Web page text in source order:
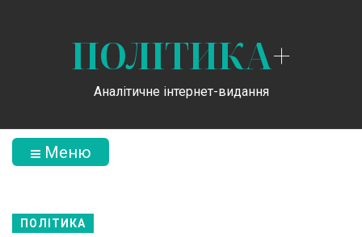
ПОЛІТИКА+
Аналітичне інтернет-видання
Меню
ПОЛІТИКА